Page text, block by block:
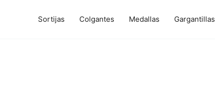
Sortijas Colgantes Medallas Gargantillas